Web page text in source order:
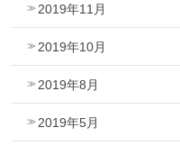
2019年11月
2019年10月
2019年8月
2019年5月